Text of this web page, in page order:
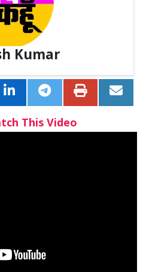
Kumar
This Video